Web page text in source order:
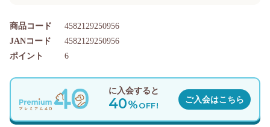
商品コード 4582129250956
ポイント 6
JANコード 4582129250956
に入会すると
40%OFF!
ご入会はこちら